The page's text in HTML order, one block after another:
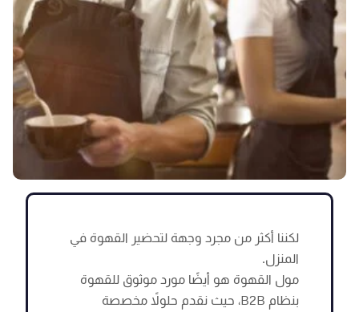
لكننا أكثر من مجرد وجهة لتحضير القهوة في
المنزل.
مول القهوة هو أيضًا مورد موثوق للقهوة
بنظام B2B، حيث نقدم حلولاً مخصصة